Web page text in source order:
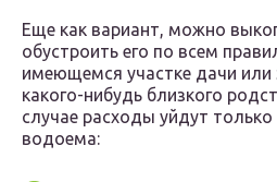
Еще как вариант, можно
обустроить его по всем
имеющемся участке дачи или
какого-нибудь близкого
случае расходы уйдут
водоема: